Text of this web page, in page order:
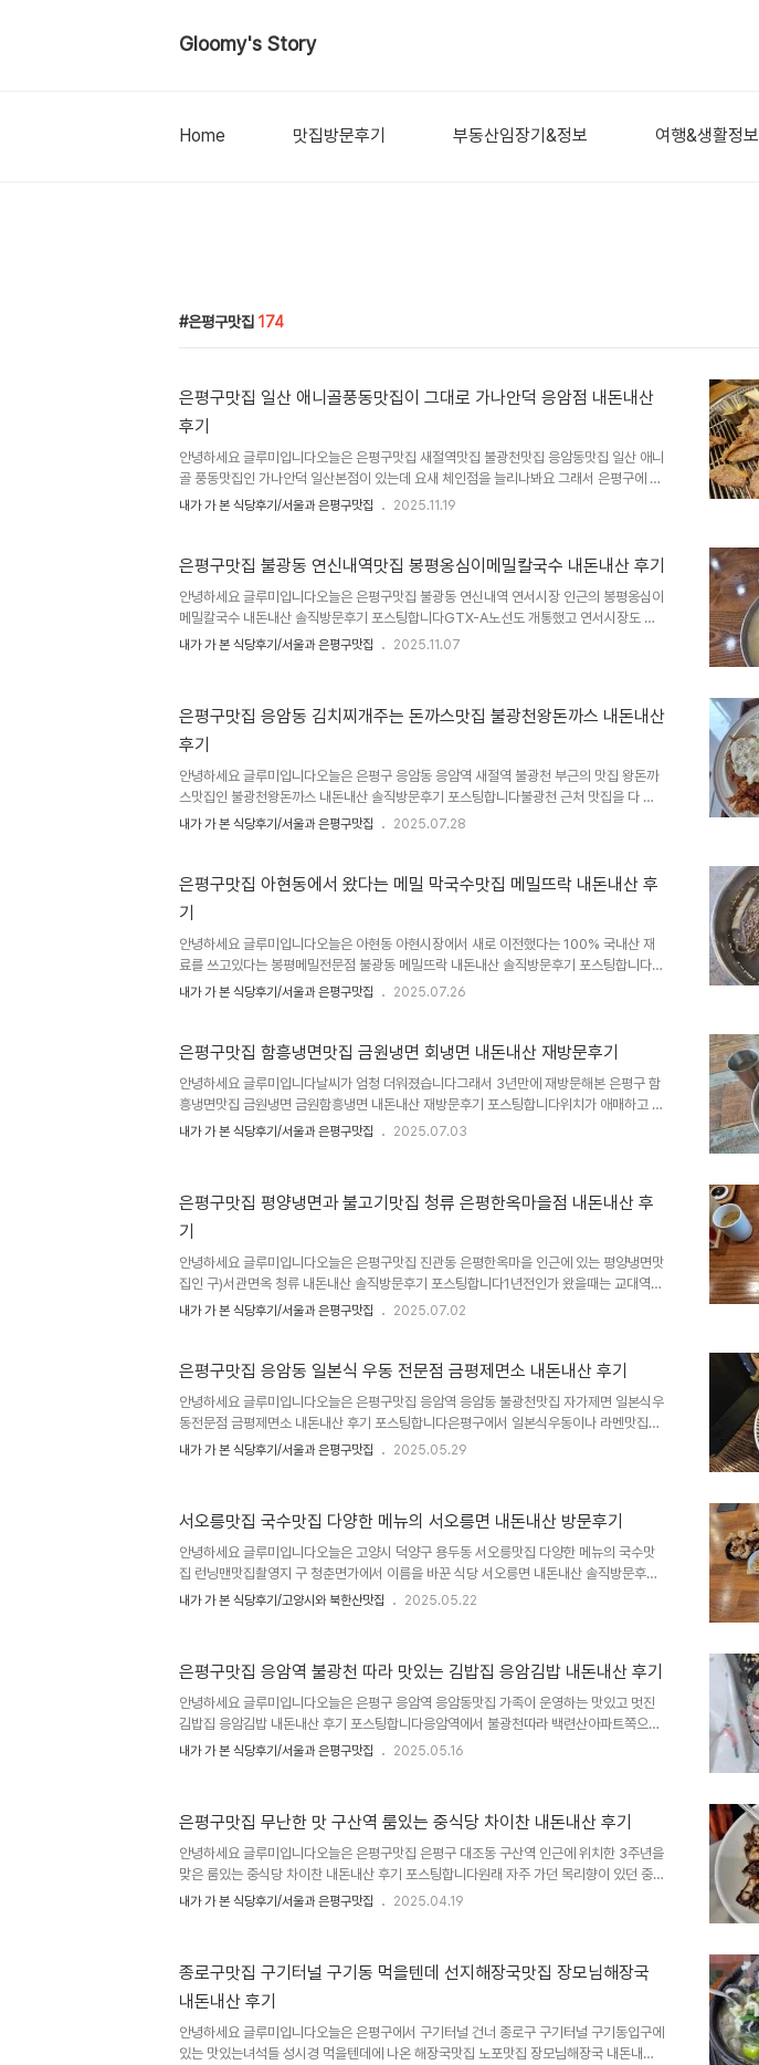
Gloomy's Story
Home 맛집방문후기 부동산임장기&정보 여행&생활정보
은평구맛집 174
은평구맛집 일산 애니골풍동맛집이 그대로 가나안덕 응암점 내돈내산
후기
안녕하세요 글루미입니다오늘은 은평구맛집 새절역맛집 불광천맛집 응암동맛집 일산 애니
골 풍동맛집인 가나안덕 일산본점이 있는데 요새 체인점을 늘리나봐요 그래서 은평구에 정
착한 가나안덕 응암점을 방문해봤습니다일산 애니골 풍동 가나안덕 일산본점은 거리가 꽤
전문점 가나안덕 응암점 위치와 주소는 서울시 은평구 응암동 592-66, 도로명주소는 은
로 옆입니다영업시간은 오전11시30분부터 오후11시까지 오후3시30분부터 오후4시30
분까지 브레이크타임 라스트오더는 오후10시..
내가 가 본 식당후기/서울과 은평구맛집 2025.11.19
은평구맛집 불광동 연신내역맛집 봉평옹심이메밀칼국수 내돈내산 후기
안녕하세요 글루미입니다오늘은 은평구맛집 불광동 연신내역 연서시장 인근의 봉평옹심이
메밀칼국수 내돈내산 솔직방문후기 포스팅합니다GTX-A노선도 개통했고 연서시장도 최
근에 인기가 많아졌고 연신내역이 원래 3호선 6호선도 되기 때문에 유동인구도 상당히 많
서울 은평구 불광동 310-211, 도로명주소는 은평구 연서로 247 1층입니다연신내역 1번
출구나 3번출구로 나오시면 됩니다 메트로타워 후문 시장길입니다영업시간은 오전 10시
30분부터 오후 8시까지입니다민생회복 소비쿠..
내가 가 본 식당후기/서울과 은평구맛집 2025.11.07
은평구맛집 응암동 김치찌개주는 돈까스맛집 불광천왕돈까스 내돈내산
후기
안녕하세요 글루미입니다오늘은 은평구 응암동 응암역 새절역 불광천 부근의 맛집 왕돈까
스맛집인 불광천왕돈까스 내돈내산 솔직방문후기 포스팅합니다불광천 근처 맛집을 다 안
다고 생각했는데 언제 생겼는지..하지만 생긴지 얼마 안됐는데도 맛집으로 소문나 방문하게
암동 126-39, 도로명주소는 은평구 응암로21길 22-1새절역 1번출구에서 도보5분 응암
역 4번출구에서 도보7분 정도의 거리입니다영업시간은 매일 오전11시부터 오후9시까지
오후8시30분 라스트오더포장가능 예약가능 와이파이, 유아의자, 민생소비쿠폰 사용가능,
주차 매장앞에 2대가능 도보 2분거리에..
내가 가 본 식당후기/서울과 은평구맛집 2025.07.28
은평구맛집 아현동에서 왔다는 메밀 막국수맛집 메밀뜨락 내돈내산 후
기
안녕하세요 글루미입니다오늘은 아현동 아현시장에서 새로 이전했다는 100% 국내산 재
료를 쓰고있다는 봉평메밀전문점 불광동 메밀뜨락 내돈내산 솔직방문후기 포스팅합니다날
씨가 무덥습니다 시원한 냉면이나 막국수가 절로 생각나는 요즘인데요은평구에도 봉평메
일 마음에 들었던건 메밀을 비롯한 모든 식재료를 100% 국내산을 쓴다는 건강맛집이라는
는 은평구 불광동 644 상가 중앙, 도로명주소는 은평구 연서로34길 42 동호스카이 지층
b05호입니다 연신내역에서 도보 한 15분..
내가 가 본 식당후기/서울과 은평구맛집 2025.07.26
은평구맛집 함흥냉면맛집 금원냉면 회냉면 내돈내산 재방문후기
안녕하세요 글루미입니다날씨가 엄청 더워졌습니다그래서 3년만에 재방문해본 은평구 함
흥냉면맛집 금원냉면 금원함흥냉면 내돈내산 재방문후기 포스팅합니다위치가 애매하고 주
차가 어려워서 재방문을 못했었는데 냉면을 먹고싶다보니 역시 제일 먼저 떠오른게 금원함
53 1층입니다역말사거리 주변에 위치해있습니다 영업시간은 오전11시부터 오후8시까지
오후 7시45분 라스트오더겨울에는 장기휴무도 하고 휴무일도 따로 있는거 같은데 여름 성
수기에는 매일 영업하는듯합니다배달은 안하고..
내가 가 본 식당후기/서울과 은평구맛집 2025.07.03
은평구맛집 평양냉면과 불고기맛집 청류 은평한옥마을점 내돈내산 후
기
안녕하세요 글루미입니다오늘은 은평구맛집 진관동 은평한옥마을 인근에 있는 평양냉면맛
집인 구)서관면옥 청류 내돈내산 솔직방문후기 포스팅합니다1년전인가 왔을때는 교대역에
있는 서관면옥이었는데 청류로 이름이 바뀌었어요 이름만 바뀌었나했더니 독립을 했는지
32도를 넘나드는 더운 날씨가 찾아와 생각나 찾아왔는데 식당이 달라져서 난감했지만 일
은평구 진관동 219-11, 도로명주소는 은평구 연서로 514 담인빌딩 2층입니다 2층이지만
엘리베이터가 있어서 어르신들도 아무 걱정..
내가 가 본 식당후기/서울과 은평구맛집 2025.07.02
은평구맛집 응암동 일본식 우동 전문점 금평제면소 내돈내산 후기
안녕하세요 글루미입니다오늘은 은평구맛집 응암역 응암동 불광천맛집 자가제면 일본식우
동전문점 금평제면소 내돈내산 후기 포스팅합니다은평구에서 일본식우동이나 라멘맛집이
약간 있습니다우동맛집으로는 자주 가던 집이 가타쯔무리, 하루타우동, 히카리우동, 제면공
암역에서 도보5분 새절역에서 도보7분정도 걸리는 불광천 응암동 응암역맛집입니다영업
시가는 오전11시30분부터 오후8시45분까지 오후 8시 라스트오더입니다포장가능하고
배달하시는거 같고 주차는 불가능합니다 일본에서 ..
내가 가 본 식당후기/서울과 은평구맛집 2025.05.29
서오릉맛집 국수맛집 다양한 메뉴의 서오릉면 내돈내산 방문후기
안녕하세요 글루미입니다오늘은 고양시 덕양구 용두동 서오릉맛집 다양한 메뉴의 국수맛
집 런닝맨맛집촬영지 구 청춘면가에서 이름을 바꾼 식당 서오릉면 내돈내산 솔직방문후기
포스팅합니다일반적인 국수뿐만 아니라 닭국수, 불고기국수, 비빔국수, 초계국수, 칼비빔
덕양구 용두동 23-5, 도로명주소는 고양시 덕양구 봉산로 308입니다 앞으로 들어올 창릉
신도시 인근에 위치해있습니다영업시간은 오전11시부터 오후8시까지 오후3시30분부터
오후5시까지는 브레이크타임 매주..
내가 가 본 식당후기/고양시와 북한산맛집 2025.05.22
은평구맛집 응암역 불광천 따라 맛있는 김밥집 응암김밥 내돈내산 후기
안녕하세요 글루미입니다오늘은 은평구 응암역 응암동맛집 가족이 운영하는 맛있고 멋진
김밥집 응암김밥 내돈내산 후기 포스팅합니다응암역에서 불광천따라 백련산아파트쪽으로
향하는 이면도로 안쪽에 좁은 분식집 응암김밥이 위치하고 있습니다아주 솔직히 금평제면
은평구 응암로25길 3 1층 응암김밥입니다응암역과 새절역사이위치해있으며 불광천에서
백련산아파트들 사이에 위치한 식당입니다영업시간은 오전8시부터 오후8시까지 오후3시
30분부터 오후5시까지 브레이크타임이며 매주 월요일..
내가 가 본 식당후기/서울과 은평구맛집 2025.05.16
은평구맛집 무난한 맛 구산역 룸있는 중식당 차이찬 내돈내산 후기
안녕하세요 글루미입니다오늘은 은평구맛집 은평구 대조동 구산역 인근에 위치한 3주년을
맞은 룸있는 중식당 차이찬 내돈내산 후기 포스팅합니다원래 자주 가던 목리향이 있던 중국
집인데요 목리향은 삼송동으로 이사해서 영업을 하고 있구요솔직히 오픈하고 가봤었는데
은평구 대조동 구산역 중식당 차이찬 위치와 주소는 서울시 은평구 대조동 48-40, 도로명
주소는 은평구 서오릉로 122입니다구산역 1번출구에서 도보4-5분거리 서오릉피자 본점
옆에 위치해있습니다영업시간은 평일은 ..
내가 가 본 식당후기/서울과 은평구맛집 2025.04.19
종로구맛집 구기터널 구기동 먹을텐데 선지해장국맛집 장모님해장국
내돈내산 후기
안녕하세요 글루미입니다오늘은 은평구에서 구기터널 건너 종로구 구기터널 구기동입구에
있는 맛있는녀석들 성시경 먹을텐데에 나온 해장국맛집 노포맛집 장모님해장국 내돈내산